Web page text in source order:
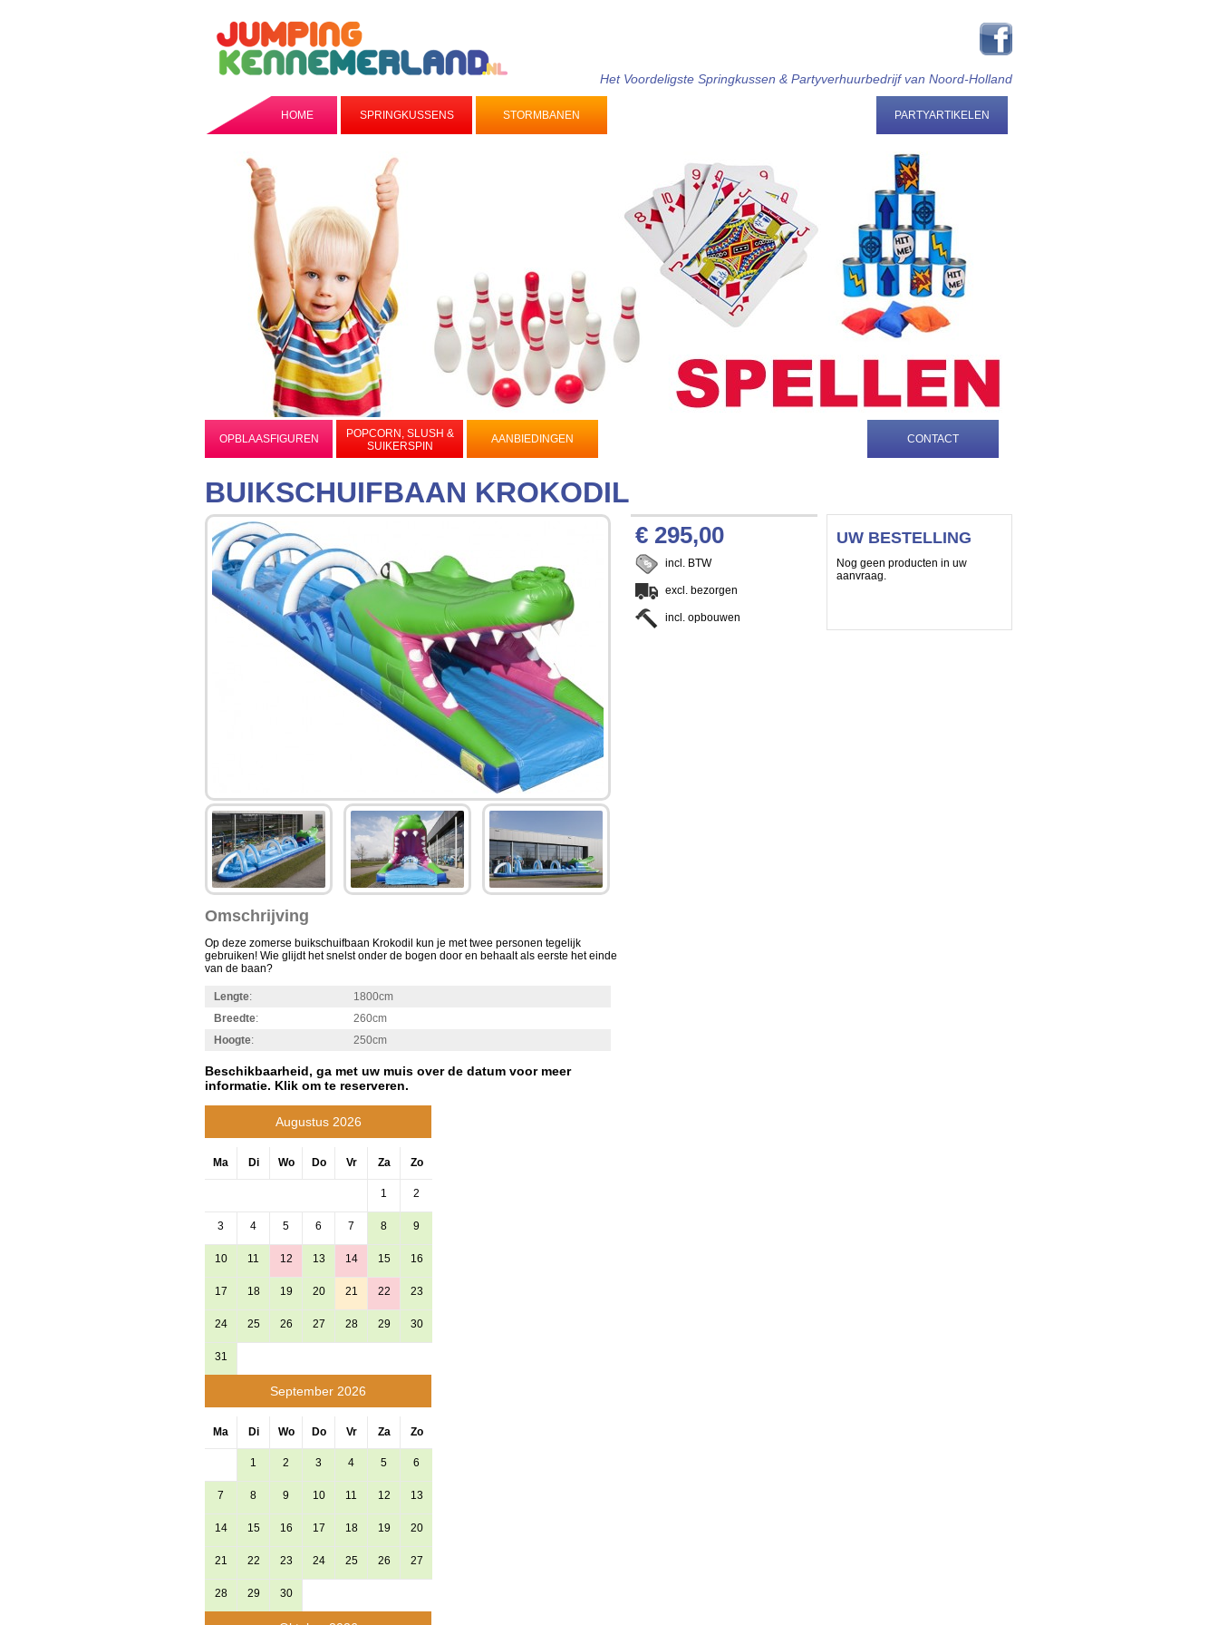
Het Voordeligste Springkussen & Partyverhuurbedrijf van Noord-Holland
HOME SPRINGKUSSENS STORMBANEN PARTYARTIKELEN
OPBLAASFIGUREN
POPCORN, SLUSH &
SUIKERSPIN
AANBIEDINGEN CONTACT
BUIKSCHUIFBAAN KROKODIL
Omschrijving
Op deze zomerse buikschuifbaan Krokodil kun je met twee personen tegelijk
gebruiken! Wie glijdt het snelst onder de bogen door en behaalt als eerste het einde
van de baan?
Lengte:
1800cm
Breedte:
260cm
Hoogte: 250cm
Beschikbaarheid, ga met uw muis over de datum voor meer
informatie. Klik om te reserveren.
Augustus 2026
Ma Di Wo Do Vr Za Zo
1 2
3 4 5 6 7 8 9
10 11 12 13 14 15 16
17 18 19 20 21 22 23
24 25 26 27 28 29 30
31
September 2026
Ma Di Wo Do Vr Za Zo
1 2 3 4 5 6
7 8 9 10 11 12 13
14 15 16 17 18 19 20
21 22 23 24 25 26 27
28 29 30
€ 295,00
incl. BTW
excl. bezorgen
incl. opbouwen
UW BESTELLING
Nog geen producten in uw
aanvraag.